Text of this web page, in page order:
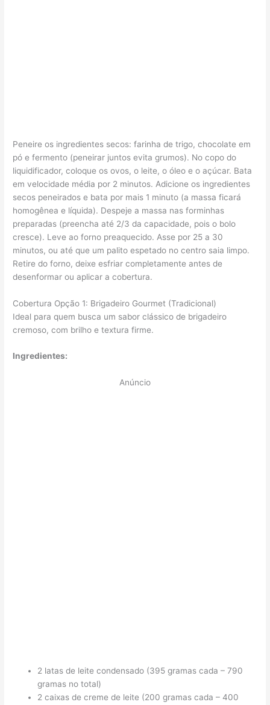
Peneire os ingredientes secos: farinha de trigo, chocolate em
pó e fermento (peneirar juntos evita grumos). No copo do
liquidificador, coloque os ovos, o leite, o óleo e o açúcar. Bata
em velocidade média por 2 minutos. Adicione os ingredientes
secos peneirados e bata por mais 1 minuto (a massa ficará
homogênea e líquida). Despeje a massa nas forminhas
preparadas (preencha até 2/3 da capacidade, pois o bolo
cresce). Leve ao forno preaquecido. Asse por 25 a 30
minutos, ou até que um palito espetado no centro saia limpo.
Retire do forno, deixe esfriar completamente antes de
desenformar ou aplicar a cobertura.
Cobertura Opção 1: Brigadeiro Gourmet (Tradicional)
Ideal para quem busca um sabor clássico de brigadeiro
cremoso, com brilho e textura firme.
Ingredientes:
Anúncio
2 latas de leite condensado (395 gramas cada – 790
gramas no total)
2 caixas de creme de leite (200 gramas cada – 400